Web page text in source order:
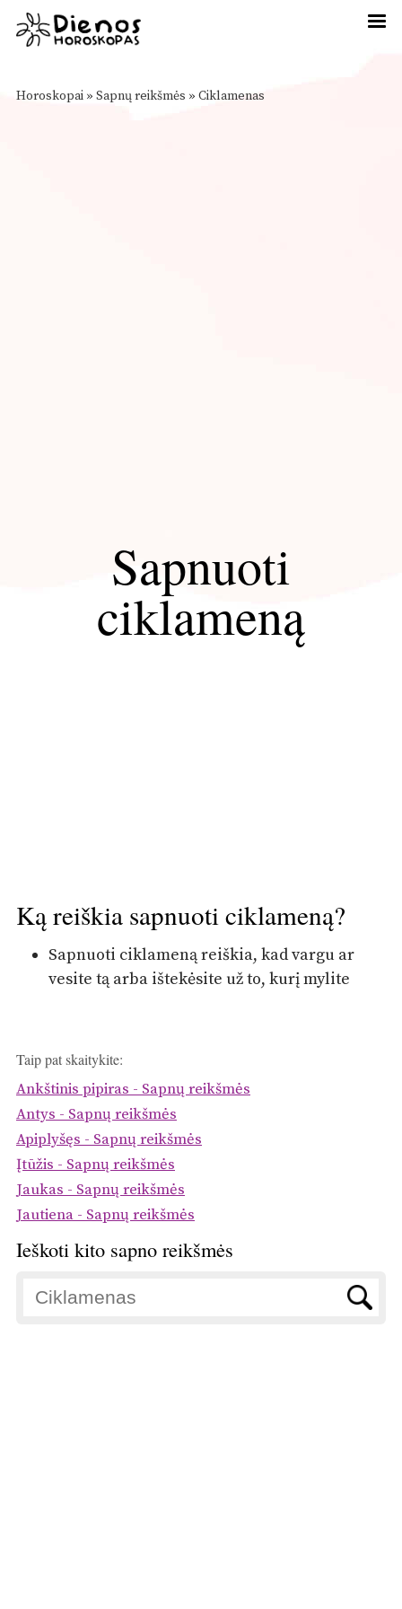
Horoskopai » Sapnų reikšmės » Ciklamenas
Sapnuoti
ciklameną
Ką reiškia sapnuoti ciklameną?
Sapnuoti ciklameną reiškia, kad vargu ar
vesite tą arba ištekėsite už to, kurį mylite
Taip pat skaitykite:
Ankštinis pipiras - Sapnų reikšmės
Antys - Sapnų reikšmės
Apiplyšęs - Sapnų reikšmės
Įtūžis - Sapnų reikšmės
Jaukas - Sapnų reikšmės
Jautiena - Sapnų reikšmės
Ieškoti kito sapno reikšmės